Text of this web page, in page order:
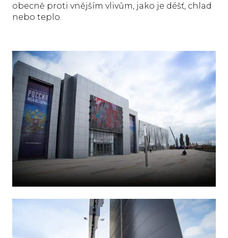
obecně proti vnějším vlivům, jako je déšť, chlad
nebo teplo.